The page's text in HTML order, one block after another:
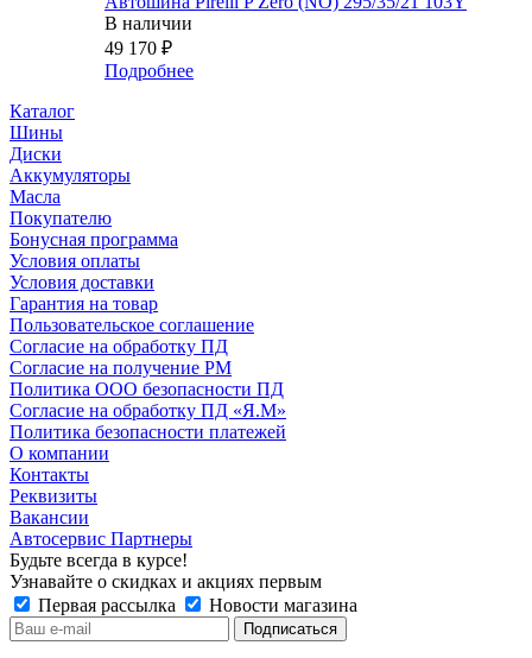
В наличии
49 170 ₽
Подробнее
Каталог
Шины
Диски
Аккумуляторы
Масла
Покупателю
Бонусная программа
Условия оплаты
Условия доставки
Гарантия на товар
Пользовательское соглашение
Согласие на обработку ПД
Согласие на получение РМ
Политика ООО безопасности ПД
Согласие на обработку ПД «Я.М»
Политика безопасности платежей
О компании
Контакты
Реквизиты
Вакансии
Автосервис Партнеры
Будьте всегда в курсе!
Узнавайте о скидках и акциях первым
Первая рассылка
Новости магазина